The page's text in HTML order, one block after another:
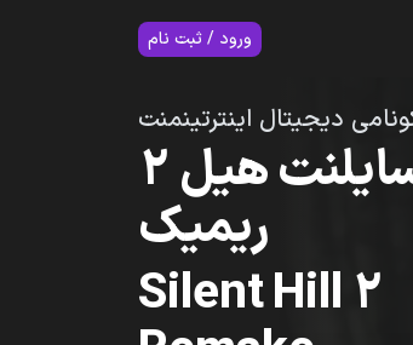
ورود / ثبت نام 7
دیجیتال اینترتینمنت
سایلنت هیل ۲
ریمیک
Silent Hill 2